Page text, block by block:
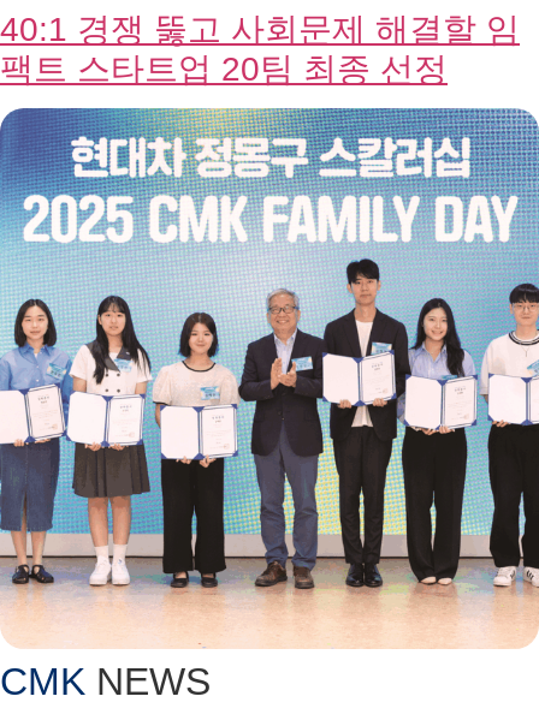
CMKNEWS
최근 재단의 주요 이슈를 살펴보세요!
07 / 15
현대차 정몽구 재단, 한일 주요 재단 교
류를 위한 첫걸음 내디뎌
07 / 10 현대차 정몽구 스칼러십, 14년간 1,400
명 미래인재 대상 790억 원 지원
07 / 07 그린 소사이어티 공개 강연 ‘땅과 바다의
숨겨진 능력’ 개최